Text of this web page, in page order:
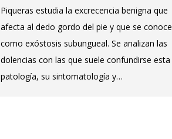
Piqueras estudia la excrecencia benigna que
afecta al dedo gordo del pie y que se conoce
como exóstosis subungueal. Se analizan las
dolencias con las que suele confundirse esta
patología, su sintomatología y…